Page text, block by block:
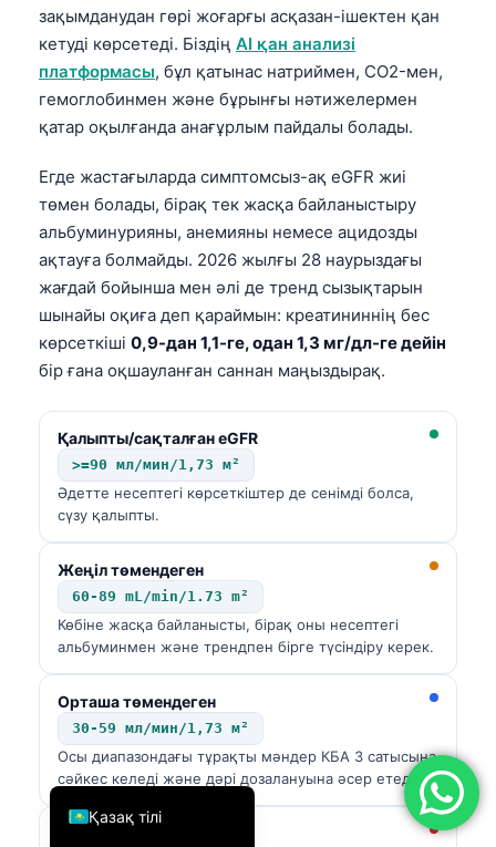
зақымданудан гөрі жоғарғы асқазан-ішектен қан
кетуді көрсетеді. Біздің AI қан анализі
платформасы, бұл қатынас натриймен, CO2-мен,
гемоглобинмен және бұрынғы нәтижелермен
қатар оқылғанда анағұрлым пайдалы болады.
Егде жастағыларда симптомсыз-ақ eGFR жиі
төмен болады, бірақ тек жасқа байланыстыру
альбуминурияны, анемияны немесе ацидозды
ақтауға болмайды. 2026 жылғы 28 наурыздағы
жағдай бойынша мен әлі де тренд сызықтарын
шынайы оқиға деп қараймын: креатининнің бес
көрсеткіші 0,9-дан 1,1-ге, одан 1,3 мг/дл-ге дейін
бір ғана оқшауланған саннан маңыздырақ.
Қалыпты/сақталған eGFR
>=90 мл/мин/1,73 м²
Әдетте несептегі көрсеткіштер де сенімді болса,
сүзу қалыпты.
Жеңіл төмендеген
60-89 mL/min/1.73 m²
Көбіне жасқа байланысты, бірақ оны несептегі
альбуминмен және трендпен бірге түсіндіру керек.
Орташа төмендеген
30-59 мл/мин/1,73 м²
Осы диапазондағы тұрақты мәндер КБА 3 сатысына
сәйкес келеді және дәрі дозалануына әсер етеді.
Қазақ тілі
English
Deutsch
العربية
Français
עִבְרִית
Italiano
Español
Português
Ελληνικά
Türkçe
Română
简体中文
فارسی
Български
Dansk
Nederlands
हिन्दी
Հայերեն
Íslenska
Српски језик
Svenska